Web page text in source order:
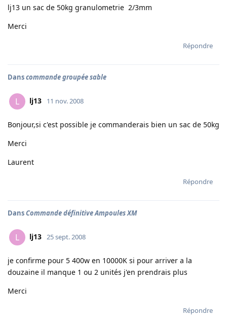
lj13 un sac de 50kg granulometrie 2/3mm
Merci
Répondre
Danscommande groupée sable
L lj13 11 nov. 2008
Bonjour,si c'est possible je commanderais bien un sac de 50kg
Merci
Laurent
Répondre
DansCommande définitive Ampoules XM
L lj13 25 sept. 2008
je confirme pour 5 400w en 10000K si pour arriver a la
douzaine il manque 1 ou 2 unités j'en prendrais plus
Merci
Répondre